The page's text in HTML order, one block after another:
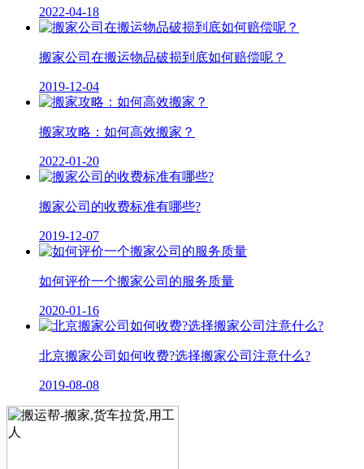
2022-04-18
搬家公司在搬运物品破损到底如何赔偿呢？
2019-12-04
搬家攻略：如何高效搬家？
2022-01-20
搬家公司的收费标准有哪些?
2019-12-07
如何评价一个搬家公司的服务质量
2020-01-16
北京搬家公司如何收费?选择搬家公司注意什么?
2019-08-08